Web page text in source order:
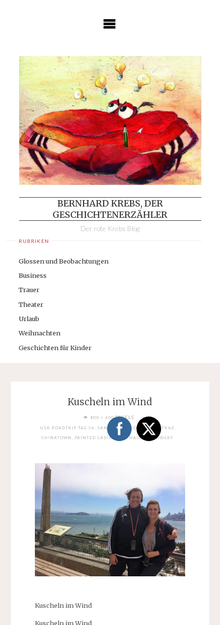
BERNHARD KREBS, DER
GESCHICHTENERZÄHLER
Der rote Krebs Blog
RUBRIKEN
Glossen und Beobachtungen
Business
Trauer
Theater
Urlaub
Weihnachten
Geschichten für Kinder
Kuscheln im Wind
FULL800 × 600PIXELS
USA ROADTRIP TAG 36: SAN FRANCISCO MIT ALCATRAZ,
CHINATOWN, PAINTED LADIES UND HAIGHT ASHBURY
Kuscheln im Wind
Kuscheln im Wind